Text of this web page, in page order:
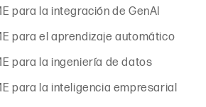
para la integración de GenAI
para el aprendizaje automático
para la ingeniería de datos
para la inteligencia empresarial